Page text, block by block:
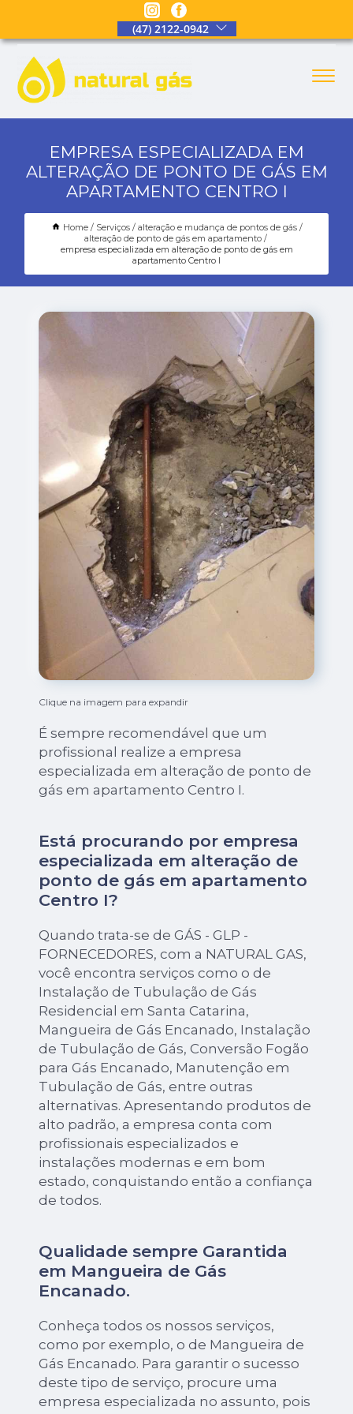
(47) 2122-0942
EMPRESA ESPECIALIZADA EM
ALTERAÇÃO DE PONTO DE GÁS EM
APARTAMENTO CENTRO I
Home Serviços
alteração e mudança de pontos de gás
alteração de ponto de gás em apartamento
empresa especializada em alteração de ponto de gás em
apartamento Centro I
Clique na imagem para expandir
É sempre recomendável que um
profissional realize a empresa
especializada em alteração de ponto de
gás em apartamento Centro I.
Está procurando por empresa
especializada em alteração de
ponto de gás em apartamento
Centro I?
Quando trata-se de GÁS - GLP -
FORNECEDORES, com a NATURAL GAS,
você encontra serviços como o de
Instalação de Tubulação de Gás
Residencial em Santa Catarina,
Mangueira de Gás Encanado, Instalação
de Tubulação de Gás, Conversão Fogão
para Gás Encanado, Manutenção em
Tubulação de Gás, entre outras
alternativas. Apresentando produtos de
alto padrão, a empresa conta com
profissionais especializados e
instalações modernas e em bom
estado, conquistando então a confiança
de todos.
Qualidade sempre Garantida
em Mangueira de Gás
Encanado.
Conheça todos os nossos serviços,
como por exemplo, o de Mangueira de
Gás Encanado. Para garantir o sucesso
deste tipo de serviço, procure uma
empresa especializada no assunto, pois